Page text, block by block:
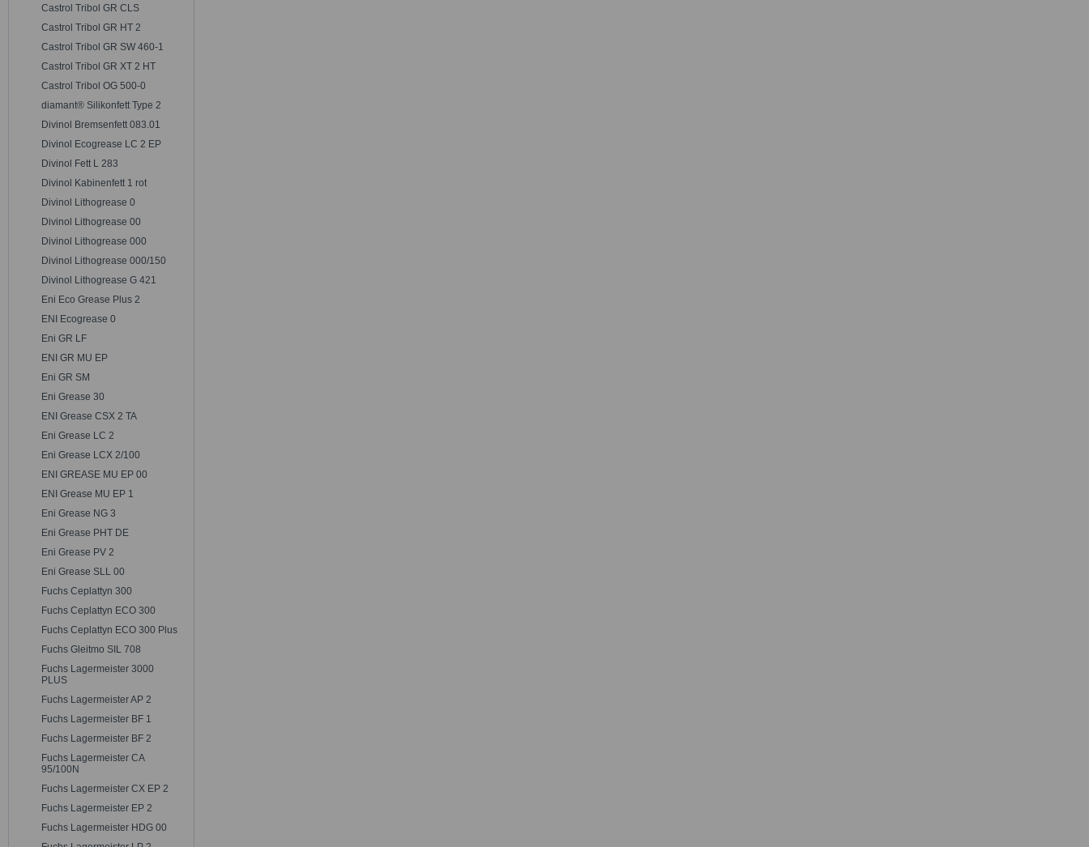
Castrol Tribol GR CLS
Castrol Tribol GR HT 2
Castrol Tribol GR SW 460-1
Castrol Tribol GR XT 2 HT
Castrol Tribol OG 500-0
diamant® Silikonfett Type 2
Divinol Bremsenfett 083.01
Divinol Ecogrease LC 2 EP
Divinol Fett L 283
Divinol Kabinenfett 1 rot
Divinol Lithogrease 0
Divinol Lithogrease 00
Divinol Lithogrease 000
Divinol Lithogrease 000/150
Divinol Lithogrease G 421
Eni Eco Grease Plus 2
ENI Ecogrease 0
Eni GR LF
ENI GR MU EP
Eni GR SM
Eni Grease 30
ENI Grease CSX 2 TA
Eni Grease LC 2
Eni Grease LCX 2/100
ENI GREASE MU EP 00
ENI Grease MU EP 1
Eni Grease NG 3
Eni Grease PHT DE
Eni Grease PV 2
Eni Grease SLL 00
Fuchs Ceplattyn 300
Fuchs Ceplattyn ECO 300
Fuchs Ceplattyn ECO 300 Plus
Fuchs Gleitmo SIL 708
Fuchs Lagermeister 3000
PLUS
Fuchs Lagermeister AP 2
Fuchs Lagermeister BF 1
Fuchs Lagermeister BF 2
Fuchs Lagermeister CA
95/100N
Fuchs Lagermeister CX EP 2
Fuchs Lagermeister EP 2
Fuchs Lagermeister HDG 00